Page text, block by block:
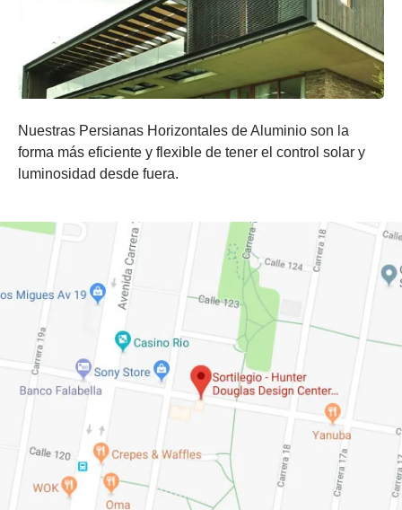
Nuestras Persianas Horizontales de Aluminio son la
forma más eficiente y flexible de tener el control solar y
luminosidad desde fuera.